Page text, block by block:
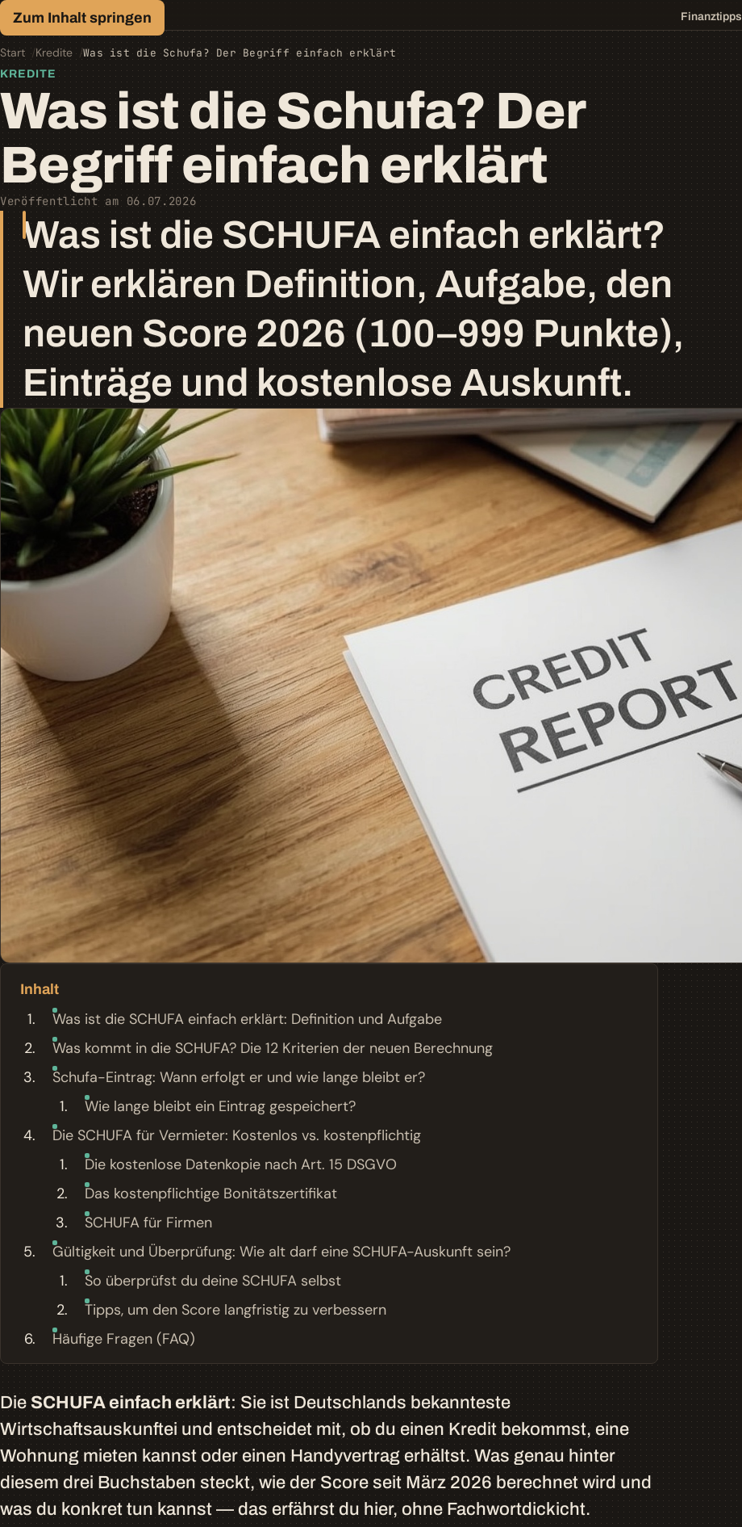
Zum Inhalt springen
Finanz-Lexikon
Geld, einfach erklärt.
Finanztipps
Start Kredite Was ist die Schufa? Der Begriff einfach erklärt
KREDITE
Was ist die Schufa? Der
Begriff einfach erklärt
Veröffentlicht am 06.07.2026
Was ist die SCHUFA einfach erklärt?
Wir erklären Definition, Aufgabe, den
neuen Score 2026 (100–999 Punkte),
Einträge und kostenlose Auskunft.
Inhalt
Was ist die SCHUFA einfach erklärt: Definition und Aufgabe
Was kommt in die SCHUFA? Die 12 Kriterien der neuen Berechnung
Schufa-Eintrag: Wann erfolgt er und wie lange bleibt er?
Wie lange bleibt ein Eintrag gespeichert?
Die SCHUFA für Vermieter: Kostenlos vs. kostenpflichtig
Die kostenlose Datenkopie nach Art. 15 DSGVO
Das kostenpflichtige Bonitätszertifikat
SCHUFA für Firmen
Gültigkeit und Überprüfung: Wie alt darf eine SCHUFA-Auskunft sein?
So überprüfst du deine SCHUFA selbst
Tipps, um den Score langfristig zu verbessern
Häufige Fragen (FAQ)
Die SCHUFA einfach erklärt: Sie ist Deutschlands bekannteste
Wirtschaftsauskunftei und entscheidet mit, ob du einen Kredit bekommst, eine
Wohnung mieten kannst oder einen Handyvertrag erhältst. Was genau hinter
diesem drei Buchstaben steckt, wie der Score seit März 2026 berechnet wird und
was du konkret tun kannst — das erfährst du hier, ohne Fachwortdickicht.